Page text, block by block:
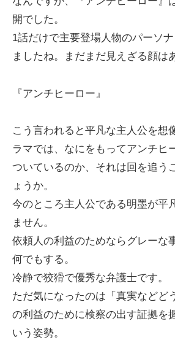
開でした。
1話だけで主要登場人物のパーソ
ましたね。まだまだ見えざる顔は
『アンチヒーロー』
こう言われると平凡な主人公を想
ラマでは、なにをもってアンチヒ
ついているのか、それは回を追う
ょうか。
今のところ主人公である明墨が平
ません。
依頼人の利益のためならグレーな
何でもする。
冷静で狡猾で優秀な弁護士です。
ただ気になったのは「真実などど
の利益のために検察の出す証拠を
いう姿勢。